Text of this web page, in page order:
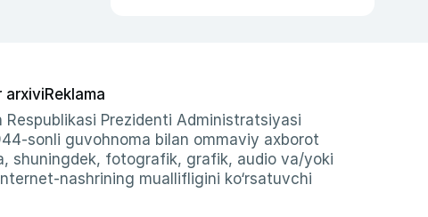
arxiviReklama
Respublikasi Prezidenti Administratsiyasi
sonli guvohnoma bilan ommaviy axborot
shuningdek, fotografik, grafik, audio va/yoki
nashrining muallifligini ko‘rsatuvchi